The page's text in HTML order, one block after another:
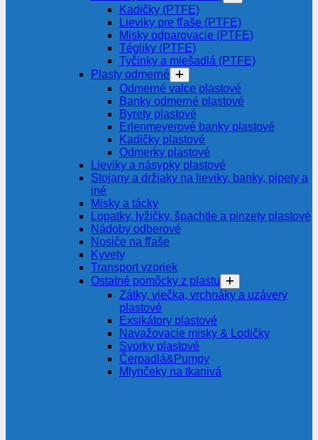
Kadičky (PTFE)
Lieviky pre fľaše (PTFE)
Misky odparovacie (PTFE)
Tégliky (PTFE)
Tyčinky a miešadlá (PTFE)
Plasty odmerné
Odmerné valce plastové
Banky odmerné plastové
Byrety plastové
Erlenmeyerové banky plastové
Kadičky plastové
Odmerky plastové
Lieviky a násypky plastové
Stojany a držiaky na lieviky, banky, pipety a
iné
Misky a tácky
Lopatky, lyžičky, špachtle a pinzety plastové
Nádoby odberové
Nosiče na fľaše
Kyvety
Transport vzoriek
Ostatné pomôcky z plastu
Zátky, viečka, vrchnáky a uzávery
plastové
Exsikátory plastové
Navažovacie misky & Lodičky
Svorky plastové
Čerpadlá&Pumpy
Mlynčeky na tkanivá